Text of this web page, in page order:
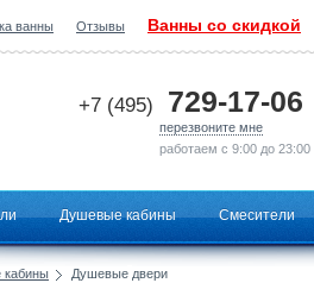
ванны Отзывы Ванны со скидкой
+7 (495) 729-17-06
перезвоните мне
работаем с 9:00 до 23:00
Душевые кабины Смесители
Душевые двери